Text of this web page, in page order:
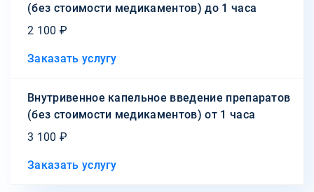
(без стоимости медикаментов) до 1 часа
2 100 ₽
Заказать услугу
Внутривенное капельное введение препаратов
(без стоимости медикаментов) от 1 часа
3 100 ₽
Заказать услугу